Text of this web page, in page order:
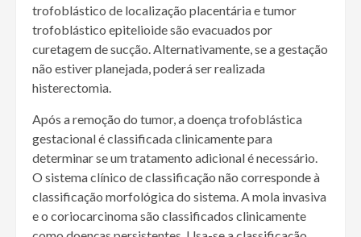
trofoblástico de localização placentária e tumor
trofoblástico epitelioide são evacuados por
curetagem de sucção. Alternativamente, se a gestação
não estiver planejada, poderá ser realizada
histerectomia.
Após a remoção do tumor, a doença trofoblástica
gestacional é classificada clinicamente para
determinar se um tratamento adicional é necessário.
O sistema clínico de classificação não corresponde à
classificação morfológica do sistema. A mola invasiva
e o coriocarcinoma são classificados clinicamente